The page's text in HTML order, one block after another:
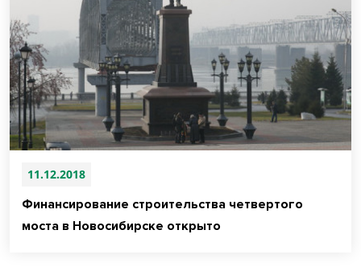
11.12.2018
Финансирование строительства четвертого
моста в Новосибирске открыто